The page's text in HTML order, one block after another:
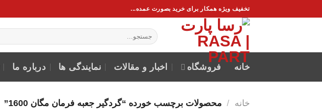
به
تخفیف ویژه همکار برای خرید بصورت عمده...
جستجو
برای:
خانه فروشگاه اخبار و مقالات نمایندگی ها درباره ما
خانه / محصولات برچسب خورده “گردگیر جعبه فرمان مگان 1600”